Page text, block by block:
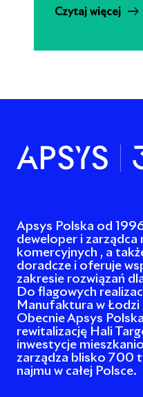
Czytaj więcej
Apsys Polska od
deweloper i zarządca
komercyjnych , a
doradcze i oferuje
zakresie rozwiązań
Do flagowych
Manufaktura w Łodzi
Obecnie Apsys
rewitalizację Hali
inwestycje
zarządza blisko 700
najmu w całej Polsce.